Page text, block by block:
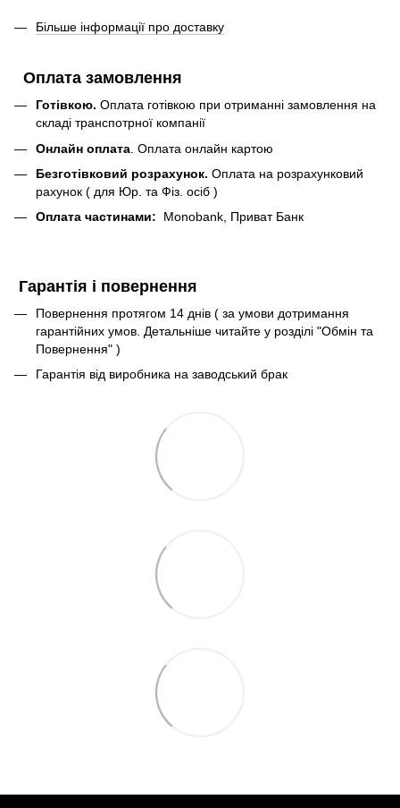
Більше інформації про доставку
Оплата замовлення
Готівкою. Оплата готівкою при отриманні замовлення на
складі транспотрної компанії
Онлайн оплата . Оплата онлайн картою
Безготівковий розрахунок. Оплата на розрахунковий
рахунок ( для Юр. та Фіз. осіб )
Оплата частинами: Monobank, Приват Банк
Гарантія і повернення
Повернення протягом 14 днів ( за умови дотримання
гарантійних умов. Детальніше читайте у розділі "Обмін та
Повернення" )
Гарантія від виробника на заводський брак